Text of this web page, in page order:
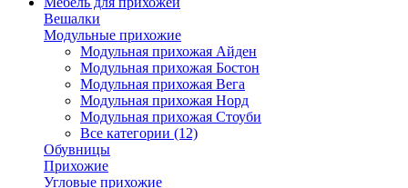
Вешалки
Модульные прихожие
Модульная прихожая Айден
Модульная прихожая Бостон
Модульная прихожая Вега
Модульная прихожая Норд
Модульная прихожая Стоуби
Все категории (12)
Обувницы
Прихожие
Угловые прихожие